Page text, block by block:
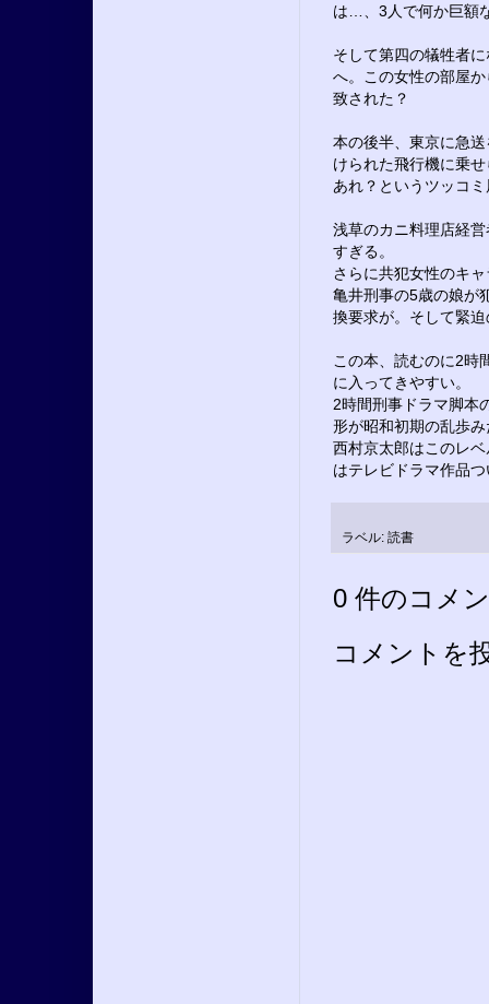
は…、3人で何か巨額
そして第四の犠牲者
へ。この女性の部屋
致された？
本の後半、東京に急
けられた飛行機に乗
あれ？というツッコ
浅草のカニ料理店経
すぎる。
さらに共犯女性のキ
亀井刑事の5歳の娘が
換要求が。そして緊
この本、読むのに2時
に入ってきやすい。
2時間刑事ドラマ脚本
形が昭和初期の乱歩
西村京太郎はこのレ
はテレビドラマ作品
ラベル: 読書
0 件のコメ
コメントを